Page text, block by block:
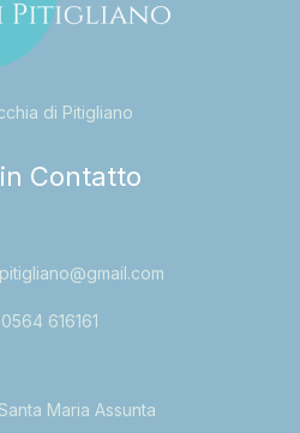
di Pitigliano
Contatto
616161
Maria Assunta